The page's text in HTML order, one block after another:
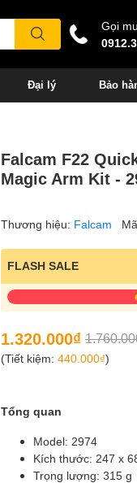
Gọi
Đại lý Bảo
Falcam F22
Magic Arm Kit -
Thương hiệu: Falcam
FLASH SALE
1.320.000₫
(Tiết kiệm: 440.000₫)
Tổng quan
Model: 2974
Kích thước: 247 x
Trọng lượng: 315 g